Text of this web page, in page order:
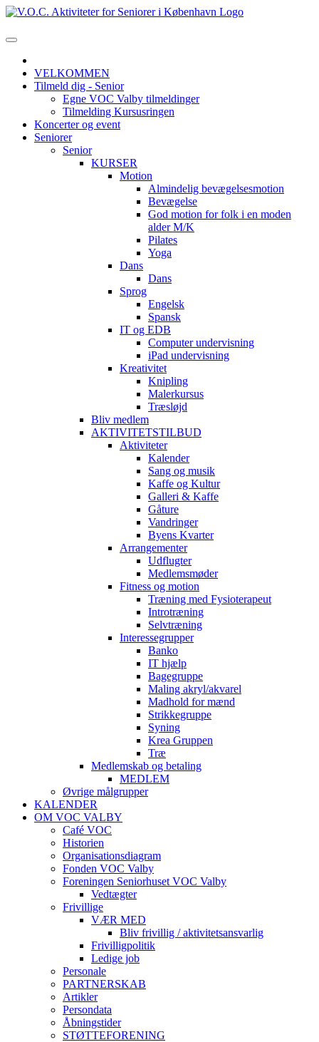
VELKOMMEN
Tilmeld dig - Senior
Egne VOC Valby tilmeldinger
Tilmelding Kursusringen
Koncerter og event
Seniorer
Senior
KURSER
Motion
Almindelig bevægelsesmotion
Bevægelse
God motion for folk i en moden
alder M/K
Pilates
Yoga
Dans
Dans
Sprog
Engelsk
Spansk
IT og EDB
Computer undervisning
iPad undervisning
Kreativitet
Knipling
Malerkursus
Træsløjd
Bliv medlem
AKTIVITETSTILBUD
Aktiviteter
Kalender
Sang og musik
Kaffe og Kultur
Galleri & Kaffe
Gåture
Vandringer
Byens Kvarter
Arrangementer
Udflugter
Medlemsmøder
Fitness og motion
Træning med Fysioterapeut
Introtræning
Selvtræning
Interessegrupper
Banko
IT hjælp
Bagegruppe
Maling akryl/akvarel
Madhold for mænd
Strikkegruppe
Syning
Krea Gruppen
Træ
Medlemskab og betaling
MEDLEM
Øvrige målgrupper
KALENDER
OM VOC VALBY
Café VOC
Historien
Organisationsdiagram
Fonden VOC Valby
Foreningen Seniorhuset VOC Valby
Vedtægter
Frivillige
VÆR MED
Bliv frivillig / aktivitetsansvarlig
Frivilligpolitik
Ledige job
Personale
PARTNERSKAB
Artikler
Persondata
Åbningstider
STØTTEFORENING